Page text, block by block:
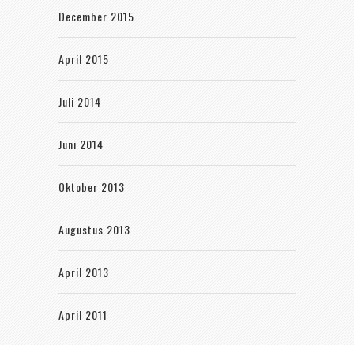
December 2015
April 2015
Juli 2014
Juni 2014
Oktober 2013
Augustus 2013
April 2013
April 2011